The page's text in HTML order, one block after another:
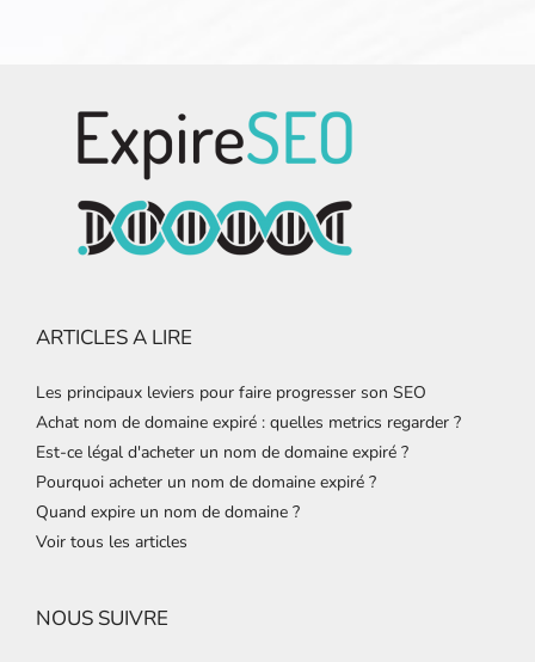
ARTICLES A LIRE
Les principaux leviers pour faire progresser son SEO
Achat nom de domaine expiré : quelles metrics regarder ?
Est-ce légal d'acheter un nom de domaine expiré ?
Pourquoi acheter un nom de domaine expiré ?
Quand expire un nom de domaine ?
Voir tous les articles
NOUS SUIVRE